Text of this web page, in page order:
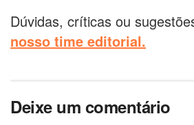
Dúvidas, críticas ou
nosso time editorial.
Deixe um comentário